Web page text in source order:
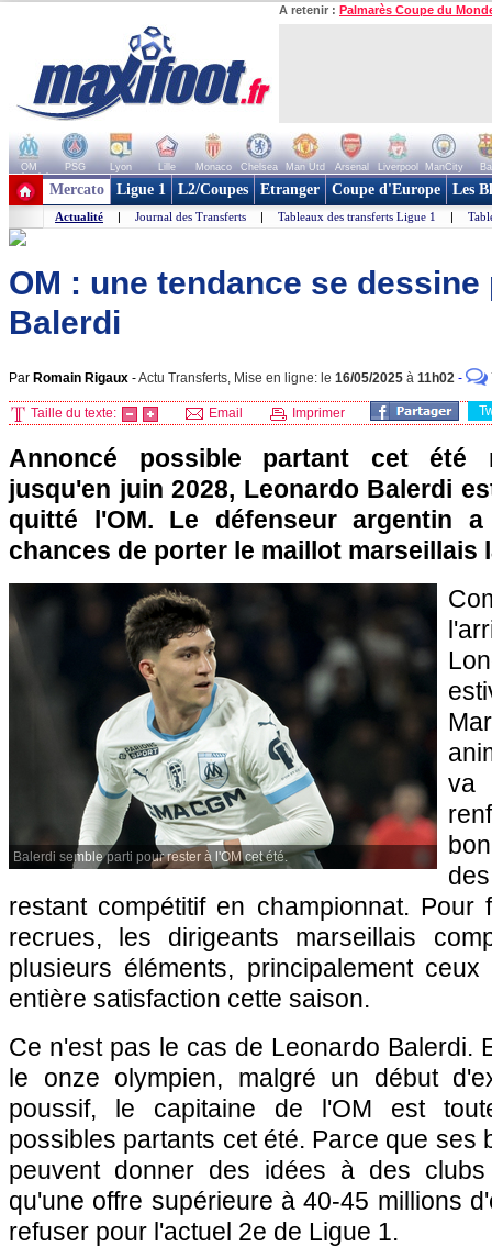
A retenir : Palmarès Coupe du
OM PSG Lyon Lille Monaco Chelsea Man Utd Arsenal Liverpool ManCity
+ de clubs
Mercato Ligue 1 L2/Coupes Etranger Coupe d'Europe Les
Actualité | Journal des Transferts | Tableaux des transferts Ligue 1 |
OM : une tendance se
Balerdi
Par Romain Rigaux -Actu Transferts, Mise en ligne: le 16/05/2025 à 11h02 -
Taille du texte: Email Imprimer
Annoncé possible partant cet été
jusqu'en juin 2028, Leonardo Balerdi
quitté l'OM. Le défenseur argentin
chances de porter le maillot marseillais
Balerdi semble parti pour rester à l'OM cet été.
restant compétitif en championnat.
recrues, les dirigeants marseillais
plusieurs éléments, principalement
entière satisfaction cette saison.
Ce n'est pas le cas de Leonardo Balerdi.
le onze olympien, malgré un début
poussif, le capitaine de l'OM est
possibles partants cet été. Parce que ses
peuvent donner des idées à des
qu'une offre supérieure à 40-45 millions
refuser pour l'actuel 2e de Ligue 1.